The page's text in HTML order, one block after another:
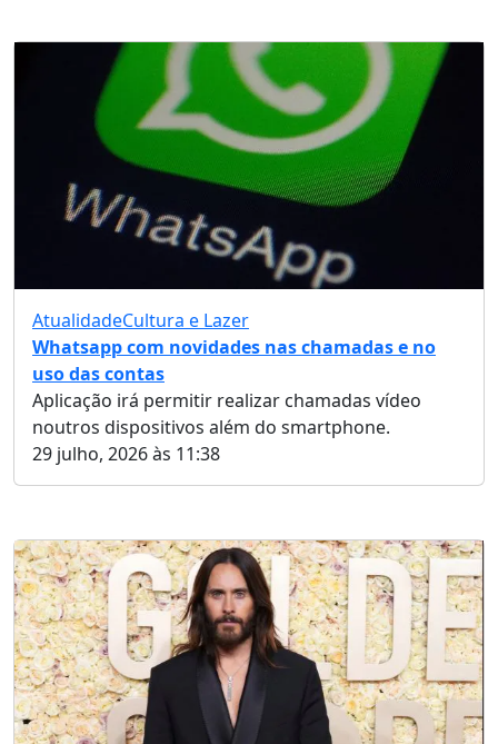
AtualidadeCultura e Lazer
Whatsapp com novidades nas chamadas e no
uso das contas
Aplicação irá permitir realizar chamadas vídeo
noutros dispositivos além do smartphone.
29 julho, 2026 às 11:38